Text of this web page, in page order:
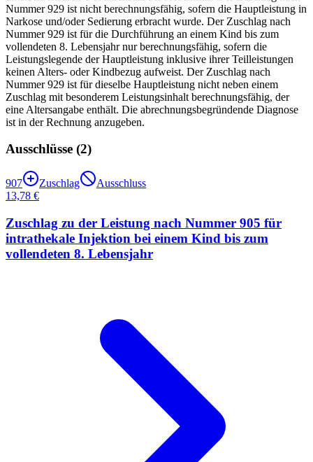
Nummer 929 ist nicht berechnungsfähig, sofern die Hauptleistung in
Narkose und/oder Sedierung erbracht wurde. Der Zuschlag nach
Nummer 929 ist für die Durchführung an einem Kind bis zum
vollendeten 8. Lebensjahr nur berechnungsfähig, sofern die
Leistungslegende der Hauptleistung inklusive ihrer Teilleistungen
keinen Alters- oder Kindbezug aufweist. Der Zuschlag nach
Nummer 929 ist für dieselbe Hauptleistung nicht neben einem
Zuschlag mit besonderem Leistungsinhalt berechnungsfähig, der
eine Altersangabe enthält. Die abrechnungsbegründende Diagnose
ist in der Rechnung anzugeben.
Ausschlüsse (2)
907 Zuschlag
Ausschluss
13,78 €
Zuschlag zu der Leistung nach Nummer 905 für
intrathekale Injektion bei einem Kind bis zum
vollendeten 8. Lebensjahr